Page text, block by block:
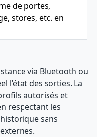
de portes,
stores, etc. en
via Bluetooth ou
l’état des sorties. La
autorisés et
respectant les
sans